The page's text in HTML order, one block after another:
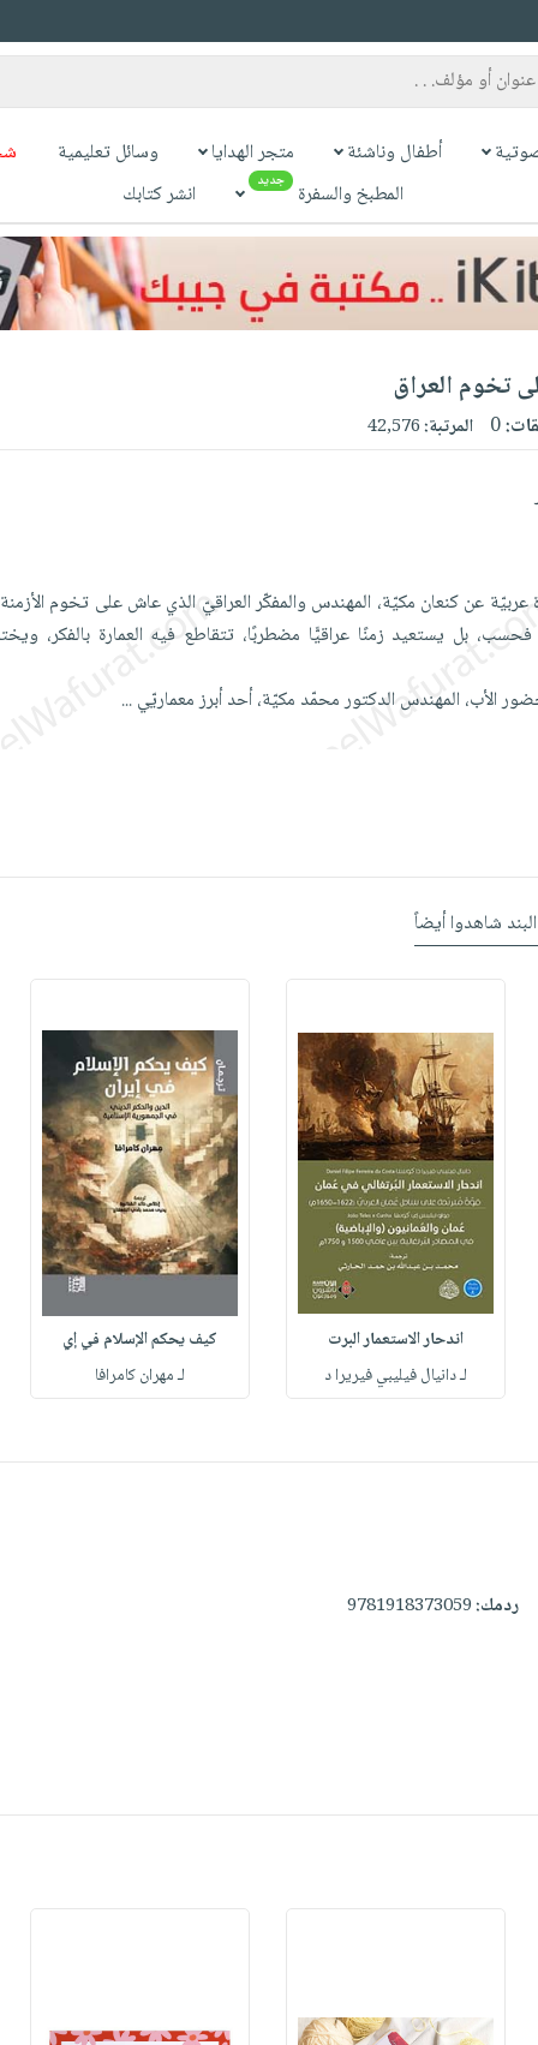
أطفال وناشئة متجر الهدايا وسائل تعليمية
المطبخ والسفرة
جديد انشر كتابك
تخوم العراق
0 المرتبة:42,576
عن كنعان مكيّة، المهندس والمفكّر العراقيّ الذي عاش على تخوم
بل يستعيد زمنًا عراقيًّا مضطربًا، تتقاطع فيه العمارة بالفكر،
الأب، المهندس الدكتور محمّد مكيّة، أحد أبرز معماريّي...
شاهدوا أيضاً
اندحار الاستعمار البرت
لـ دانيال فيليبي فيريرا د
كيف يحكم الإسلام في إي
لـ مهران كامرافا
ردمك:9781918373059